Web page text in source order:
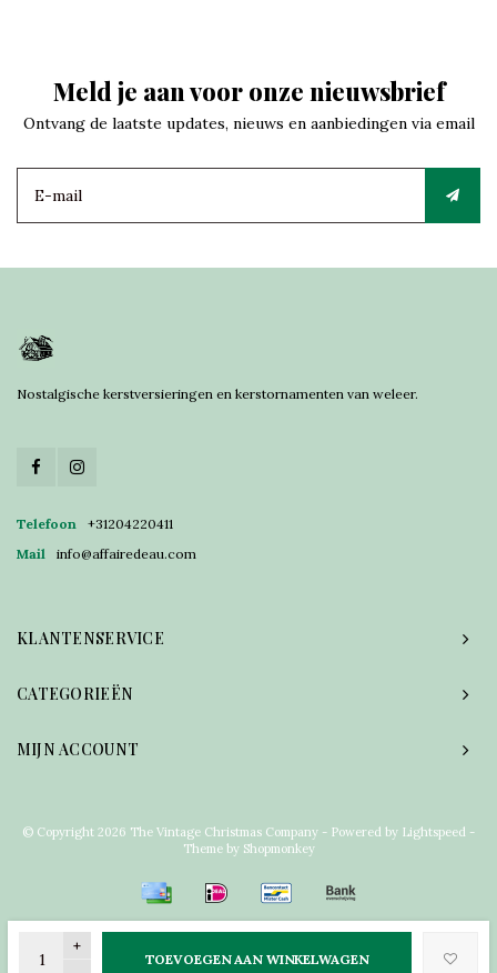
+
TOEVOEGEN AAN WINKELWAGEN
Meld je aan voor onze nieuwsbrief
Ontvang de laatste updates, nieuws en aanbiedingen via email
Nostalgische kerstversieringen en kerstornamenten van weleer.
Telefoon
+31204220411
Mail
info@affairedeau.com
KLANTENSERVICE
CATEGORIEËN
MIJN ACCOUNT
© Copyright 2026 The Vintage Christmas Company - Powered by Lightspeed -
Theme by Shopmonkey